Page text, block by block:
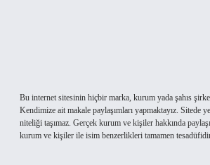
Bu internet sitesinin hiçbir marka, kurum yada şahıs
Kendimize ait makale paylaşımları yapmaktayız. Sitede
niteliği taşımaz. Gerçek kurum ve kişiler hakkında
kurum ve kişiler ile isim benzerlikleri tamamen